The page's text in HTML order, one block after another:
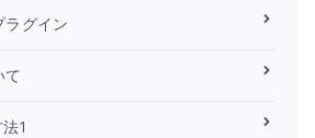
ラグイン
て
1